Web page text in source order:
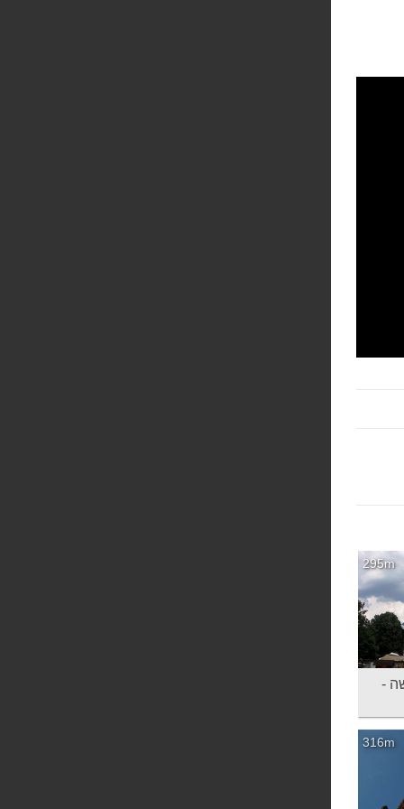
295m
-
316m